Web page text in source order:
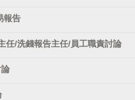
報告
任/洗錢報告主任/員工職責討論